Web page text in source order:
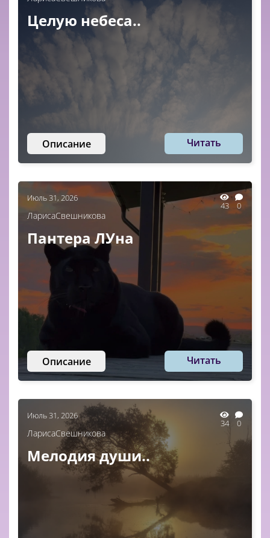
Целую небеса..
Описание Читать
Июль 31, 2026
43 0
ЛарисаСвешникова
Пантера ЛУна
Описание Читать
Июль 31, 2026
34 0
ЛарисаСвешникова
Мелодия души..